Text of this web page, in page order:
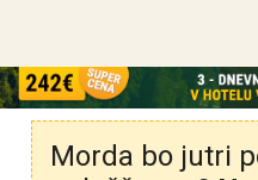
Morda bo jutri